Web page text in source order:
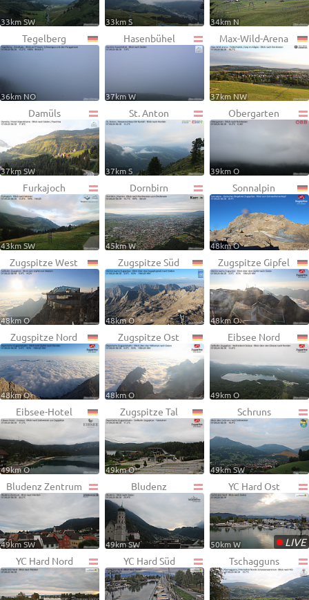
33km SW 33km S 34km N
Tegelberg
36km NO
Hasenbühel
37km W
Max-Wild-Arena
37km NW
Damüls
37km SW
St. Anton
37km S
Obergarten
39km O
Furkajoch
43km SW
Dornbirn
45km W
Sonnalpin
48km O
Zugspitze West
48km O
Zugspitze Süd
48km O
Zugspitze Gipfel
48km O
Zugspitze Nord
48km O
Zugspitze Ost
48km O
Eibsee Nord
49km O
Eibsee-Hotel
49km O
Zugspitze Tal
49km O
Schruns
49km SW
Bludenz Zentrum
49km SW
Bludenz
49km SW
YC Hard Ost
•LIVE
50km W
YC Hard Nord YC Hard Süd Tschagguns